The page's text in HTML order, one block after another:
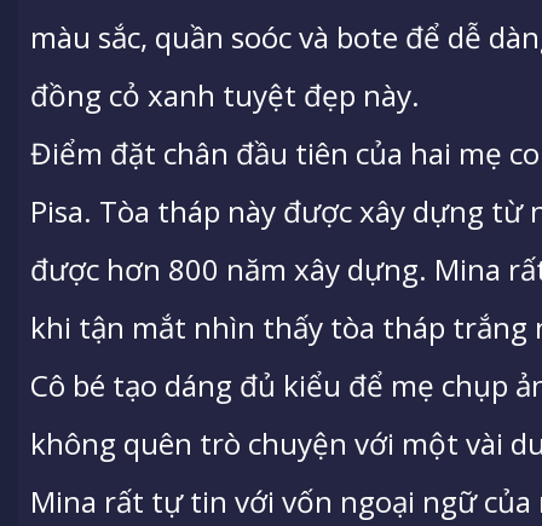
màu sắc, quần soóc và bote để dễ
đồng cỏ xanh tuyệt đẹp này.
Điểm đặt chân đầu tiên của hai mẹ
Pisa. Tòa tháp này được xây dựng từ
được hơn 800 năm xây dựng. Mina
khi tận mắt nhìn thấy tòa tháp
Cô bé tạo dáng đủ kiểu để mẹ chụp
không quên trò chuyện với một vài
Mina rất tự tin với vốn ngoại ngữ